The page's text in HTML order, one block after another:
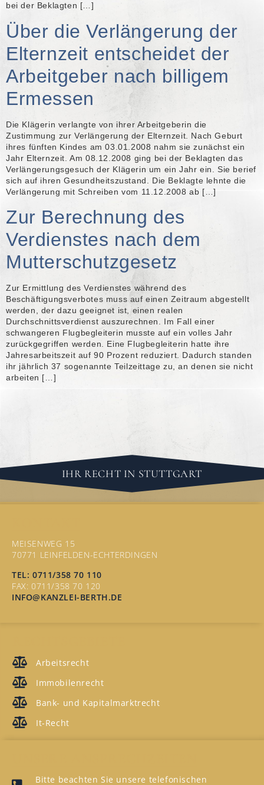
bei der Beklagten […]
Über die Verlängerung der
Elternzeit entscheidet der
Arbeitgeber nach billigem
Ermessen
Die Klägerin verlangte von ihrer Arbeitgeberin die
Zustimmung zur Verlängerung der Elternzeit. Nach Geburt
ihres fünften Kindes am 03.01.2008 nahm sie zunächst ein
Jahr Elternzeit. Am 08.12.2008 ging bei der Beklagten das
Verlängerungsgesuch der Klägerin um ein Jahr ein. Sie berief
sich auf ihren Gesundheitszustand. Die Beklagte lehnte die
Verlängerung mit Schreiben vom 11.12.2008 ab […]
Zur Berechnung des
Verdienstes nach dem
Mutterschutzgesetz
Zur Ermittlung des Verdienstes während des
Beschäftigungsverbotes muss auf einen Zeitraum abgestellt
werden, der dazu geeignet ist, einen realen
Durchschnittsverdienst auszurechnen. Im Fall einer
schwangeren Flugbegleiterin musste auf ein volles Jahr
zurückgegriffen werden. Eine Flugbegleiterin hatte ihre
Jahresarbeitszeit auf 90 Prozent reduziert. Dadurch standen
ihr jährlich 37 sogenannte Teilzeittage zu, an denen sie nicht
arbeiten […]
IHR RECHT IN STUTTGART
MEISENWEG 15
70771 LEINFELDEN-ECHTERDINGEN
TEL: 0711/358 70 110
FAX: 0711/358 70 120
INFO@KANZLEI-BERTH.DE
Arbeitsrecht
Immobilenrecht
Bank- und Kapitalmarktrecht
It-Recht
Bitte beachten Sie unsere telefonischen